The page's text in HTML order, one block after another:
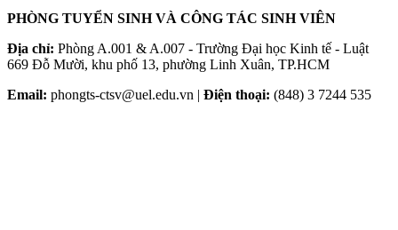
PHÒNG TUYỂN SINH VÀ CÔNG TÁC SINH VIÊN
Địa chỉ: Phòng A.001 & A.007 - Trường Đại học Kinh tế - Luật
669 Đỗ Mười, khu phố 13, phường Linh Xuân, TP.HCM
Email: phongts-ctsv@uel.edu.vn | Điện thoại: (848) 3 7244 535